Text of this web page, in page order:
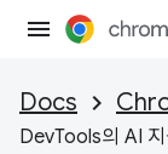
Docs
DevTools의 AI